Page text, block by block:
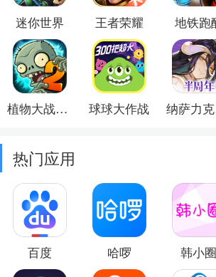
迷你世界 王者荣耀 地铁跑
植物大战僵尸2 球球大作战
热门应用
百度 哈啰 韩小圈